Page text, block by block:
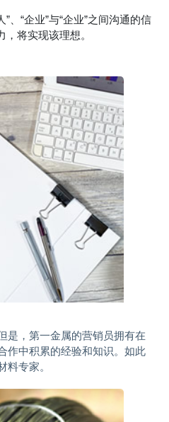
、“企业”与“企业”之间沟通的信
将实现该理想。
是，第一金属的营销员拥有在
作中积累的经验和知识。如此
料专家。